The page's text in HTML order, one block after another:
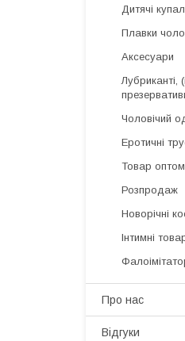
Дитячі
Плавки
Аксесуари
Лубриканті,
Чоловічий
Еротичні
Товар оптом
Розпродаж
Новорічні
Інтимні
Про нас
Відгуки